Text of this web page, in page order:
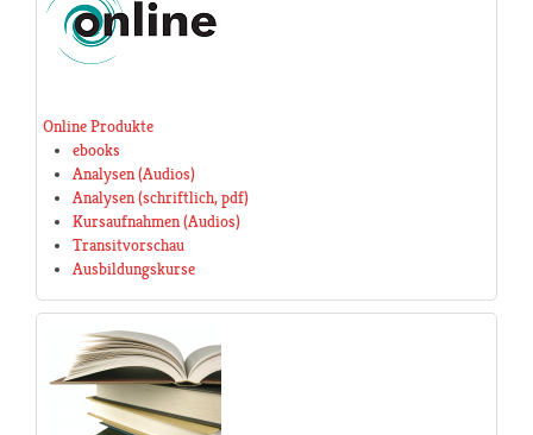
Online Produkte
ebooks
Analysen (Audios)
Analysen (schriftlich, pdf)
Kursaufnahmen (Audios)
Transitvorschau
Ausbildungskurse